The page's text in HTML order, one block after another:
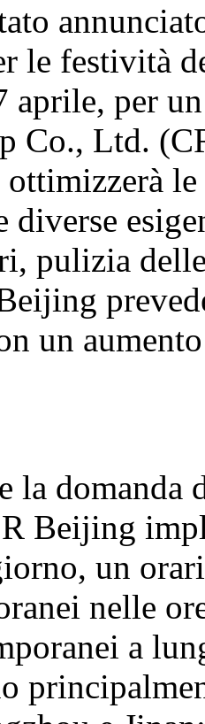
le festività
aprile, per
Co., Ltd.
diverse
pulizia
un
la domanda
Beijing
un
nelle
a